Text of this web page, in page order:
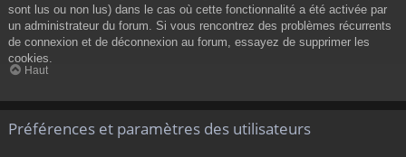
sont lus ou non lus) dans le cas où cette fonctionnalité a été activée par
un administrateur du forum. Si vous rencontrez des problèmes récurrents
de connexion et de déconnexion au forum, essayez de supprimer les
cookies.
Haut
Préférences et paramètres des utilisateurs